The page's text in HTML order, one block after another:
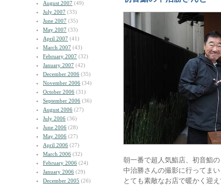
August 2007 (49)
July 2007 (33)
June 2007 (35)
May 2007 (33)
April 2007 (41)
March 2007 (43)
February 2007 (32)
January 2007 (42)
December 2006 (35)
November 2006 (34)
October 2006 (31)
September 2006 (36)
August 2006 (27)
July 2006 (36)
June 2006 (28)
May 2006 (27)
April 2006 (27)
March 2006 (32)
February 2006 (24)
January 2006 (29)
December 2005 (26)
朝一番で超人気鮨店、初音鮨の
中治勝さんの撮影に行ってま
とても素敵なお店で暖かく迎